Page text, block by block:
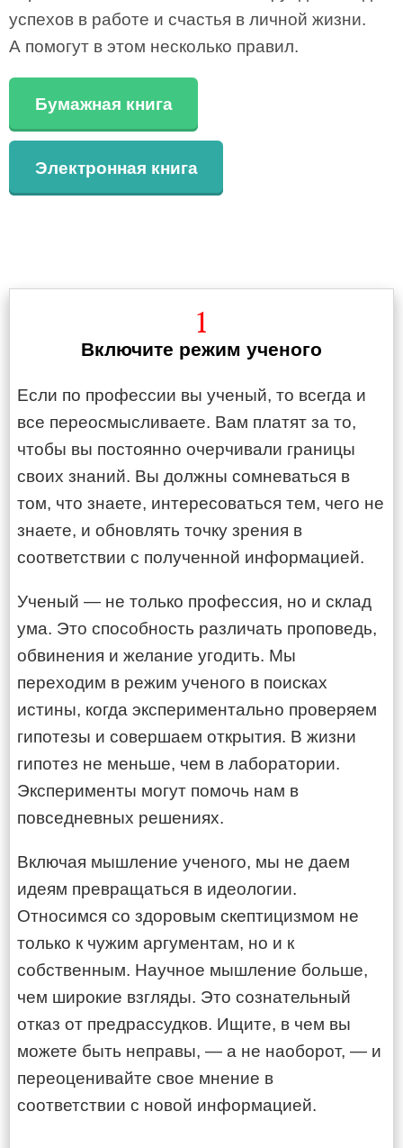
успехов в работе и счастья в личной жизни.
А помогут в этом несколько правил.
Бумажная книга
Электронная книга
1
Включите режим ученого
Если по профессии вы ученый, то всегда и
все переосмысливаете. Вам платят за то,
чтобы вы постоянно очерчивали границы
своих знаний. Вы должны сомневаться в
том, что знаете, интересоваться тем, чего не
знаете, и обновлять точку зрения в
соответствии с полученной информацией.
Ученый — не только профессия, но и склад
ума. Это способность различать проповедь,
обвинения и желание угодить. Мы
переходим в режим ученого в поисках
истины, когда экспериментально проверяем
гипотезы и совершаем открытия. В жизни
гипотез не меньше, чем в лаборатории.
Эксперименты могут помочь нам в
повседневных решениях.
Включая мышление ученого, мы не даем
идеям превращаться в идеологии.
Относимся со здоровым скептицизмом не
только к чужим аргументам, но и к
собственным. Научное мышление больше,
чем широкие взгляды. Это сознательный
отказ от предрассудков. Ищите, в чем вы
можете быть неправы, — а не наоборот, — и
переоценивайте свое мнение в
соответствии с новой информацией.